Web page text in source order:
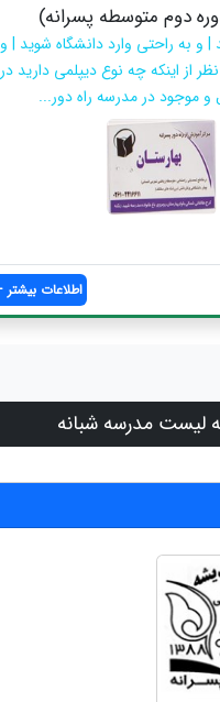
دوم متوسطه پسرانه)
| و به راحتی وارد دانشگاه شوید | و
اینکه چه نوع دیپلمی دارید در
و موجود در مدرسه راه دور...
اطلاعات بیشتر
لیست مدرسه شبانه